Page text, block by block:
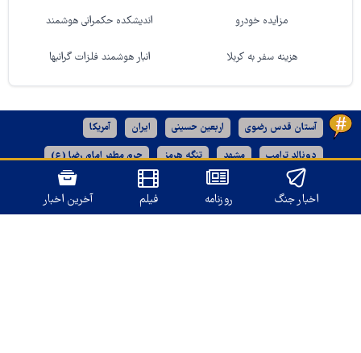
مزایده خودرو اندیشکده حکمرانی هوشمند
هزینه سفر به کربلا انبار هوشمند فلزات گرانبها
آستان قدس رضوی اربعین حسینی ایران آمریکا
دونالد ترامپ مشهد تنگه هرمز حرم مطهر امام رضا (ع)
رژیم صهیونیستی خراسان رضوی
اخبار جنگ روزنامه فیلم آخرین اخبار